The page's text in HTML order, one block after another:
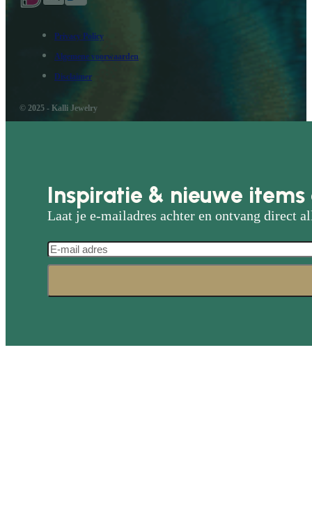
Privacy Policy
Algemene voorwaarden
Disclaimer
© 2025 - Kalli Jewelry
Inspiratie & nieuwe
Laat je e-mailadres achter en ontvang direct